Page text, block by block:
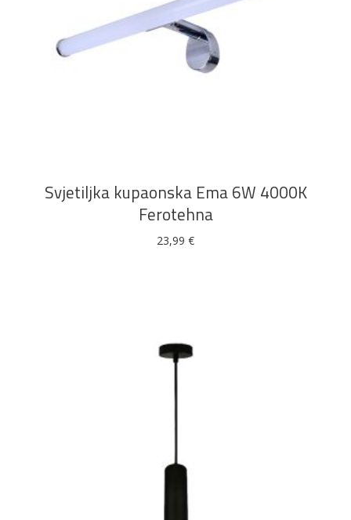
DODAJ U KOŠARICU
Svjetiljka kupaonska Ema 6W 4000K
Ferotehna
23,99 €
DODAJ U KOŠARICU